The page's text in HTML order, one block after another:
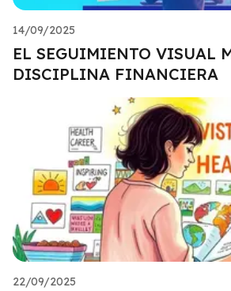
14/09/2025
EL SEGUIMIENTO VISUAL
DISCIPLINA FINANCIERA
22/09/2025